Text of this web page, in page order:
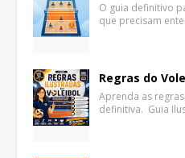
O guia definitivo
que precisam
Regras do
Aprenda as
definitiva. Guia